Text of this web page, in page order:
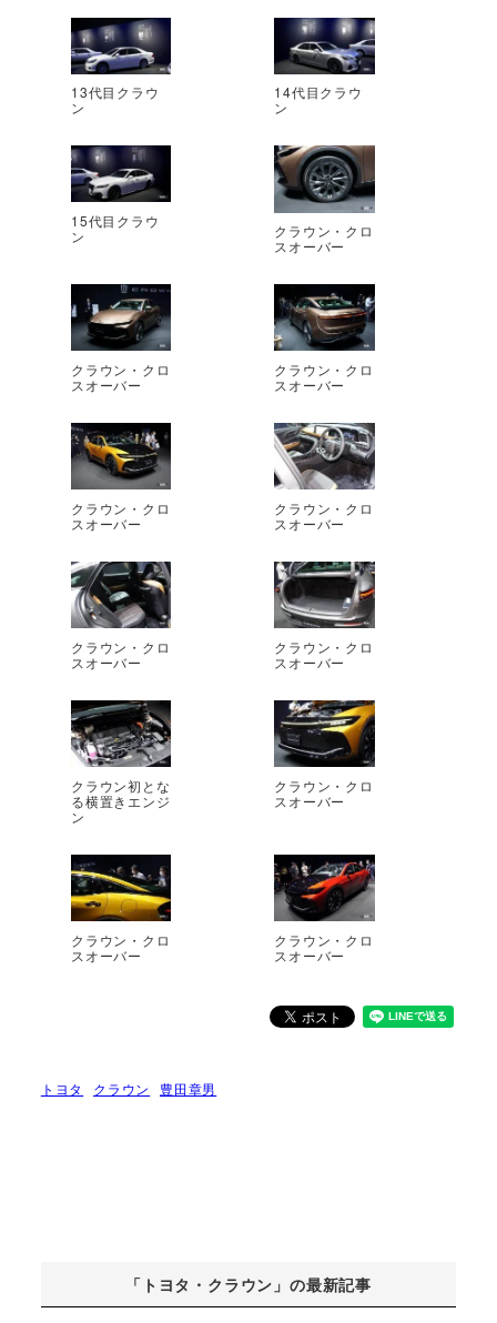
13代目クラウ
ン
14代目クラウ
ン
15代目クラウ
ン
クラウン・クロ
スオーバー
クラウン・クロ
スオーバー
クラウン・クロ
スオーバー
クラウン・クロ
スオーバー
クラウン・クロ
スオーバー
クラウン・クロ
スオーバー
クラウン・クロ
スオーバー
クラウン初とな
る横置きエンジ
ン
クラウン・クロ
スオーバー
クラウン・クロ
スオーバー
クラウン・クロ
スオーバー
トヨタ クラウン 豊田章男
「トヨタ・クラウン」の最新記事